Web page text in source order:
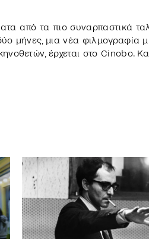
από τα πιο συναρπαστικά
μήνες, μια νέα φιλμογραφία
έρχεται στο Cinobo.